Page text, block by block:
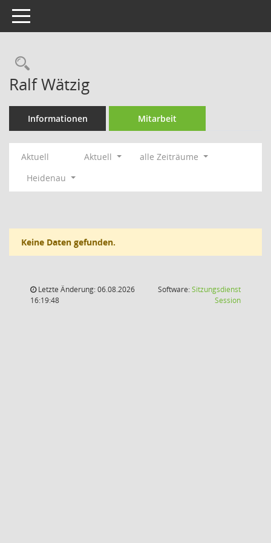
Toggle navigation
Rechercheauswahl
Ralf Wätzig
Informationen Mitarbeit
Aktuell Aktuell
alle Zeiträume
Heidenau
Keine Daten gefunden.
Letzte Änderung: 06.08.2026
16:19:48
Software:Sitzungsdienst
Session(Wird in